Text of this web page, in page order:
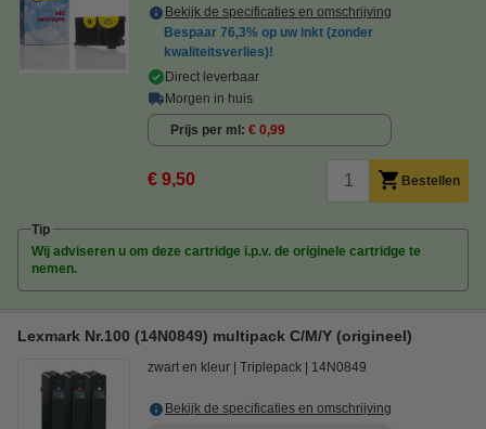
Bekijk de specificaties en omschrijving
Bespaar 76,3% op uw inkt (zonder
kwaliteitsverlies)!
Direct leverbaar
Morgen in huis
Prijs per ml € 0,99
€ 9,50 Bestellen
Tip
Wij adviseren u om deze cartridge i.p.v. de originele cartridge te
nemen.
Lexmark Nr.100 (14N0849) multipack C/M/Y (origineel)
zwart en kleur Triplepack 14N0849
Bekijk de specificaties en omschrijving